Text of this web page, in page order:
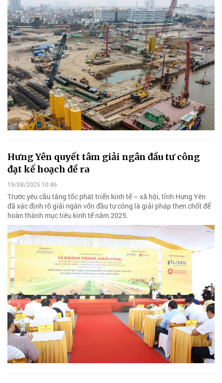
Hưng Yên quyết tâm giải ngân đầu tư công
đạt kế hoạch đề ra
19/08/2025 10:46
Trước yêu cầu tăng tốc phát triển kinh tế – xã hội, tỉnh Hưng Yên
đã xác định rõ giải ngân vốn đầu tư công là giải pháp then chốt để
hoàn thành mục tiêu kinh tế năm 2025.